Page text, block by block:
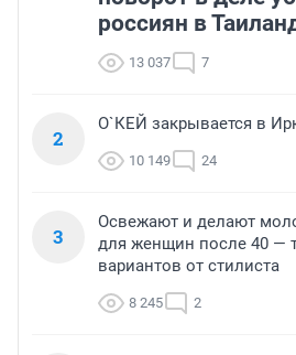
россиян в
13 037 7
2
О`КЕЙ закрывается в
10 149 24
3
Освежают и делают
для женщин после 40 —
вариантов от стилиста
8 245 2